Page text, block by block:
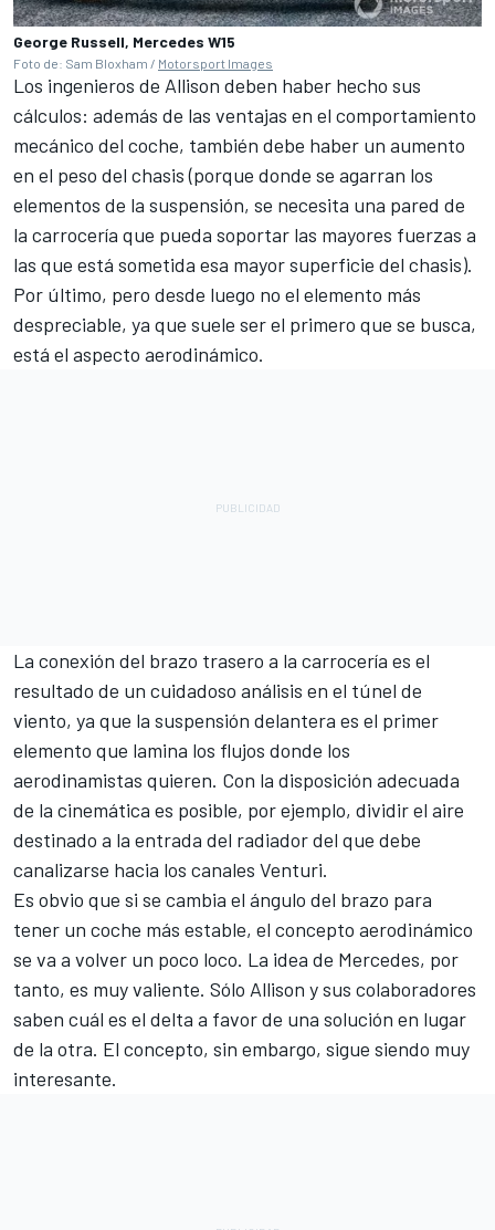
George Russell, Mercedes W15
Foto de: Sam Bloxham / Motorsport Images
Los ingenieros de Allison deben haber hecho sus
cálculos: además de las ventajas en el comportamiento
mecánico del coche, también debe haber un aumento
en el peso del chasis (porque donde se agarran los
elementos de la suspensión, se necesita una pared de
la carrocería que pueda soportar las mayores fuerzas a
las que está sometida esa mayor superficie del chasis).
Por último, pero desde luego no el elemento más
despreciable, ya que suele ser el primero que se busca,
está el aspecto aerodinámico.
La conexión del brazo trasero a la carrocería es el
resultado de un cuidadoso análisis en el túnel de
viento, ya que la suspensión delantera es el primer
elemento que lamina los flujos donde los
aerodinamistas quieren. Con la disposición adecuada
de la cinemática es posible, por ejemplo, dividir el aire
destinado a la entrada del radiador del que debe
canalizarse hacia los canales Venturi.
Es obvio que si se cambia el ángulo del brazo para
tener un coche más estable, el concepto aerodinámico
se va a volver un poco loco. La idea de Mercedes, por
tanto, es muy valiente. Sólo Allison y sus colaboradores
saben cuál es el delta a favor de una solución en lugar
de la otra. El concepto, sin embargo, sigue siendo muy
interesante.